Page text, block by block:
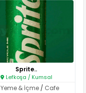
Sprite..
Lefkoşa / Kumsal
Yeme & İçme/ Cafe